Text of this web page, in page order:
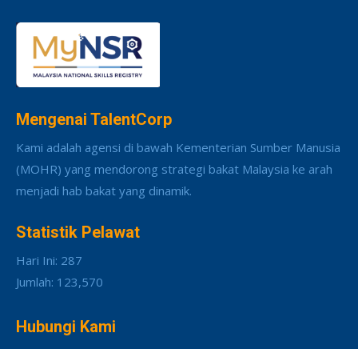
Mengenai TalentCorp
Kami adalah agensi di bawah Kementerian Sumber Manusia
(MOHR) yang mendorong strategi bakat Malaysia ke arah
menjadi hab bakat yang dinamik.
Statistik Pelawat
Hari Ini: 287
Jumlah: 123,570
Hubungi Kami